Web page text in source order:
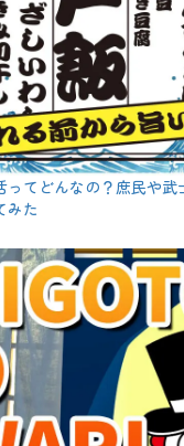
ってどんなの？庶民や武
みた